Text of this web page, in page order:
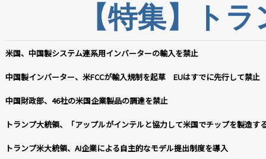
【特集】ト
米国、中国製システム連系用インバーターの輸入を禁止
中国製インバーター、米FCCが輸入規制を起草 EUはすでに先行して禁止
中国財政部、46社の米国企業製品の調達を禁止
トランプ大統領、「アップルがインテルと協力して米国でチップを製造す
トランプ米大統領、AI企業による自主的なモデル提出制度を導入